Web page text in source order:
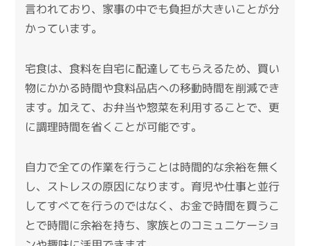
言われており、家事の中でも負担が大きいことが分
かっています。
宅食は、食料を自宅に配達してもらえるため、買い
物にかかる時間や食料品店への移動時間を削減でき
ます。加えて、お弁当や惣菜を利用することで、更
に調理時間を省くことが可能です。
自力で全ての作業を行うことは時間的な余裕を無く
し、ストレスの原因になります。 育児や仕事と並行
してすべてを行うのではなく、お金で時間を買うこ
とで時間に余裕を持ち、家族とのコミュニケーショ